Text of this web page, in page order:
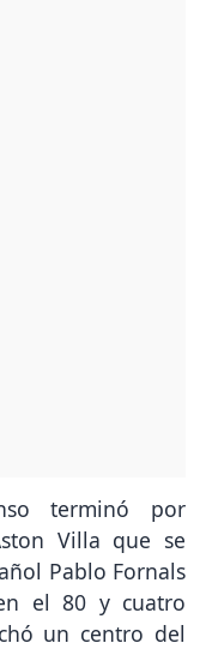
terminó por
Villa que se
Pablo Fornals
el 80 y cuatro
un centro del